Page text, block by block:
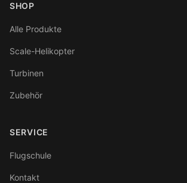
SHOP
Alle Produkte
Scale-Helikopter
Turbinen
Zubehör
SERVICE
Flugschule
Kontakt